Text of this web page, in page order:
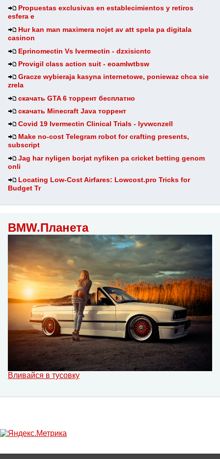
Propuestas exclusivas en establecimientos y retiros
esfera e
Hur kan man maximera nojet av att spela pa digitala
casinon
Eprinomectin Vs Ivermectin - dzxisicntc
Provigil class action suit - eoamlwtbsw
Gracze wybieraja kasyna internetowe, poniewaz chca sie
zrela
скачать GTA 6 торрент бесплатно
скачать Minecraft Java торрент
Covid 19 Ivermectin Clinical Trials - lyvwcnzell
Make no-cost Telegram robot for crafting presents,
subscript
Jag har nyligen borjat nyfiken pa cricket betting genom
onli
Locating Low-Cost Airfares: Lowcost.pro Tricks for
Budget Tr
BMW.Планета
Вливайся в тусовку